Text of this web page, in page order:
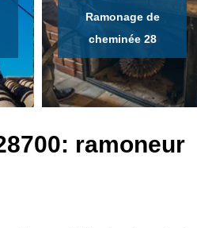
Ramonage de
cheminée 28
ramoneur